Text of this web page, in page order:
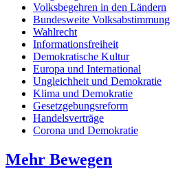
Volksbegehren in den Ländern
Bundesweite Volksabstimmung
Wahlrecht
Informationsfreiheit
Demokratische Kultur
Europa und International
Ungleichheit und Demokratie
Klima und Demokratie
Gesetzgebungsreform
Handelsverträge
Corona und Demokratie
Mehr Bewegen